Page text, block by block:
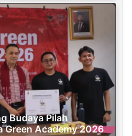
Budaya Pilah
Green Academy 2026